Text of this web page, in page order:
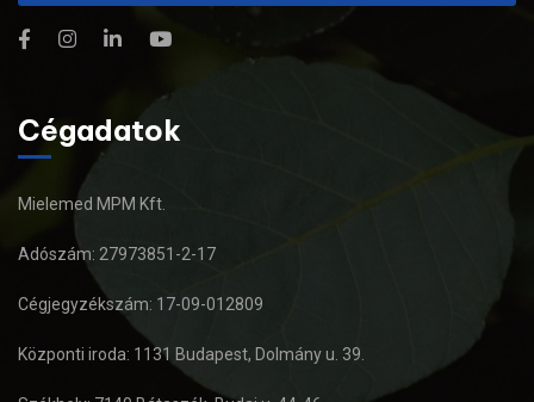
Cégadatok
Mielemed MPM Kft.
Adószám: 27973851-2-17
Cégjegyzékszám: 17-09-012809
Központi iroda: 1131 Budapest, Dolmány u. 39.